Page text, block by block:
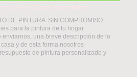
DE PINTURA SIN COMPROMISO
para la pintura de tu hogar.
enviarnos, una breve descripción de lo
y de esta forma nosotros
de pintura personalizado y